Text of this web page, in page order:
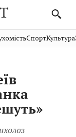
СловкоКультура
Нерухомість
тварини
СпортКультура